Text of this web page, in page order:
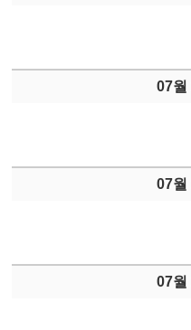
07월
07월
07월